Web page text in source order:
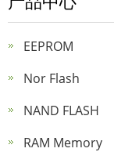
EEPROM
Nor Flash
NAND FLASH
RAM Memory